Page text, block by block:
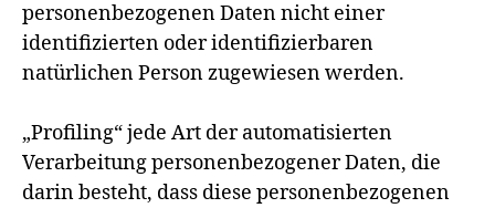
personenbezogenen Daten nicht einer
identifizierten oder identifizierbaren
natürlichen Person zugewiesen werden.
„Profiling“ jede Art der automatisierten
Verarbeitung personenbezogener Daten, die
darin besteht, dass diese personenbezogenen